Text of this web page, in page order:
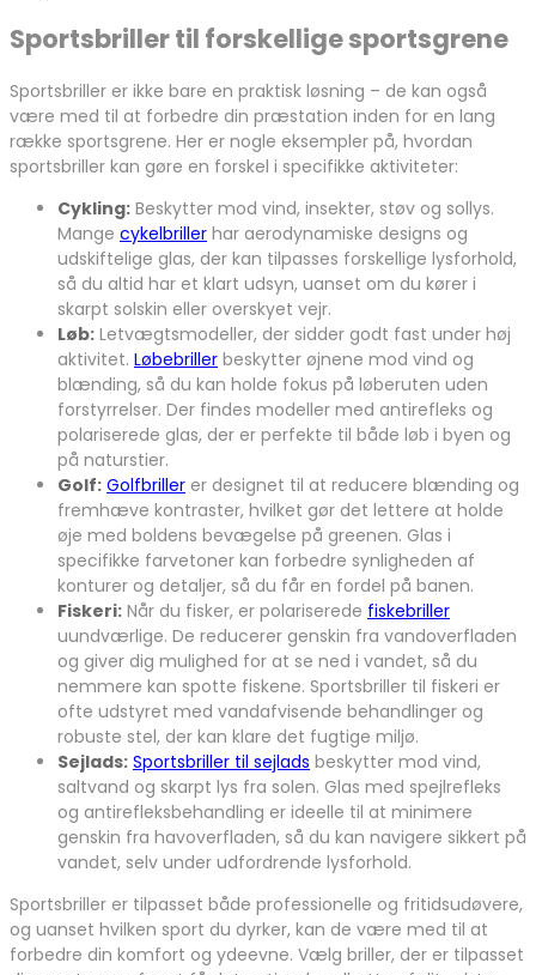
Sportsbriller til forskellige sportsgrene
Sportsbriller er ikke bare en praktisk løsning – de kan også
være med til at forbedre din præstation inden for en lang
række sportsgrene. Her er nogle eksempler på, hvordan
sportsbriller kan gøre en forskel i specifikke aktiviteter:
Cykling: Beskytter mod vind, insekter, støv og sollys.
Mange cykelbriller har aerodynamiske designs og
udskiftelige glas, der kan tilpasses forskellige lysforhold,
så du altid har et klart udsyn, uanset om du kører i
skarpt solskin eller overskyet vejr.
Løb: Letvægtsmodeller, der sidder godt fast under høj
aktivitet. Løbebriller beskytter øjnene mod vind og
blænding, så du kan holde fokus på løberuten uden
forstyrrelser. Der findes modeller med antirefleks og
polariserede glas, der er perfekte til både løb i byen og
på naturstier.
Golf: Golfbriller er designet til at reducere blænding og
fremhæve kontraster, hvilket gør det lettere at holde
øje med boldens bevægelse på greenen. Glas i
specifikke farvetoner kan forbedre synligheden af
konturer og detaljer, så du får en fordel på banen.
Fiskeri: Når du fisker, er polariserede fiskebriller
uundværlige. De reducerer genskin fra vandoverfladen
og giver dig mulighed for at se ned i vandet, så du
nemmere kan spotte fiskene. Sportsbriller til fiskeri er
ofte udstyret med vandafvisende behandlinger og
robuste stel, der kan klare det fugtige miljø.
Sejlads: Sportsbriller til sejlads beskytter mod vind,
saltvand og skarpt lys fra solen. Glas med spejlrefleks
og antirefleksbehandling er ideelle til at minimere
genskin fra havoverfladen, så du kan navigere sikkert på
vandet, selv under udfordrende lysforhold.
Sportsbriller er tilpasset både professionelle og fritidsudøvere,
og uanset hvilken sport du dyrker, kan de være med til at
forbedre din komfort og ydeevne. Vælg briller, der er tilpasset